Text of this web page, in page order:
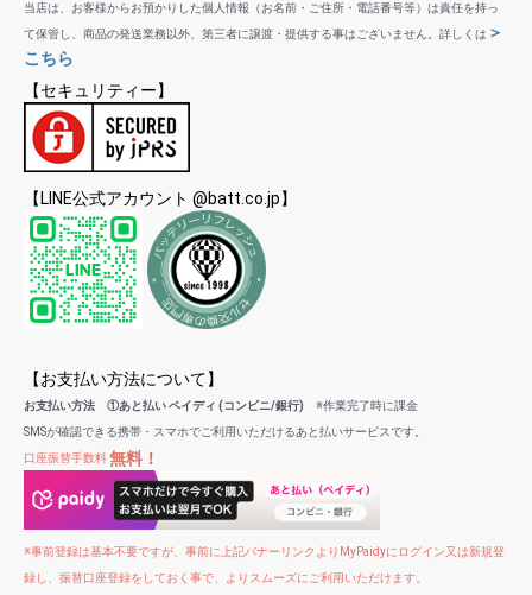
当店は、お客様からお預かりした個人情報（お名前・ご住所・電話番号等）は責任を持っ
て保管し、商品の発送業務以外、第三者に譲渡・提供する事はございません。詳しくは ＞
こちら
【セキュリティー】
【LINE公式アカウント @batt.co.jp】
【お支払い方法について】
お支払い方法 ①あと払い ペイディ (コンビニ/銀行) ※作業完了時に課金
SMSが確認できる携帯・スマホでご利用いただけるあと払いサービスです。
口座振替手数料無料！
※事前登録は基本不要ですが、事前に上記バナーリンクよりMyPaidyにログイン又は新規登
録し、振替口座登録をしておく事で、よりスムーズにご利用いただけます。